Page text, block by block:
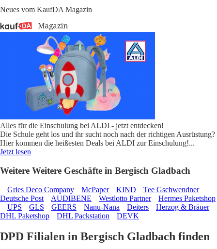
Neues vom KaufDA Magazin
Alles für die Einschulung bei ALDI - jetzt entdecken!
Die Schule geht los und ihr sucht noch nach der richtigen Ausrüstung?
Hier kommen die heißesten Deals bei ALDI zur Einschulung!...
Jetzt lesen
Weitere Weitere Geschäfte in Bergisch Gladbach
Gries Deco Company McPaper KIND
Tee Gschwendner
Deutsche Post
AUDIBENE Westlotto Partner
Hermes Paketshop
UPS
GLS GEERS Nanu-Nana Deiters
Herzog & Bräuer
DHL Paketshop
DHL Packstation DEVK
DPD Filialen in Bergisch Gladbach finden